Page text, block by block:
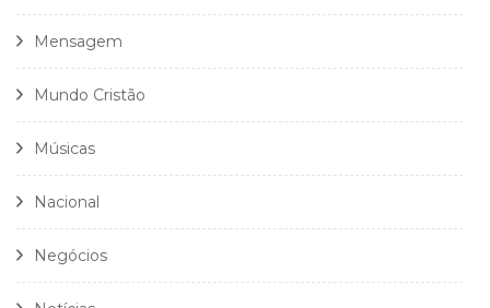
Mensagem
Mundo Cristão
Músicas
Nacional
Negócios